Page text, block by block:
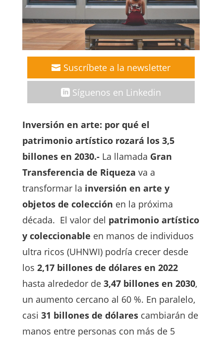
Suscríbete a la newsletter
Síguenos en Linkedin
Inversión en arte: por qué el
patrimonio artístico rozará los 3,5
billones en 2030.-La llamada Gran
Transferencia de Riqueza va a
transformar la inversión en arte y
objetos de colección en la próxima
década. El valor del patrimonio artístico
y coleccionable en manos de individuos
ultra ricos (UHNWI) podría crecer desde
los 2,17 billones de dólares en 2022
hasta alrededor de 3,47 billones en 2030,
un aumento cercano al 60 %. En paralelo,
casi 31 billones de dólarescambiarán de
manos entre personas con más de 5